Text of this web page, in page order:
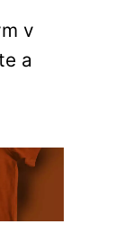
v
a